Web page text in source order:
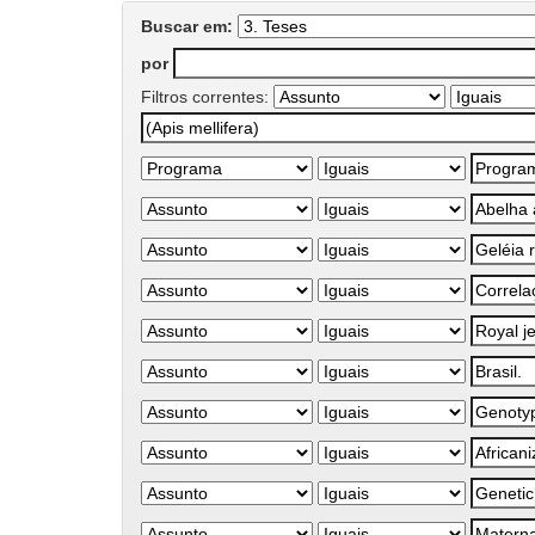
Buscar em:
por
Filtros correntes: